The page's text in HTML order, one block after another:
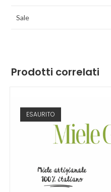
Sale
Prodotti correlati
ESAURITO